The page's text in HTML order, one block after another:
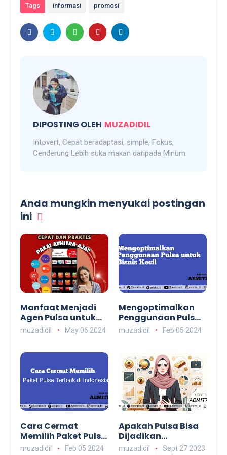
Tags informasi promosi
DIPOSTING OLEH MUZADIDIL
Intovert, Cepat beradaptasi, simple, Fokus,
Cenderung Lebih suka makan daripada Minum.
Anda mungkin menyukai postingan
ini
Manfaat Menjadi
Agen Pulsa untuk
Mahasiswa
muzadidil May 06 2024
Mengoptimalkan
Penggunaan Pulsa
untuk Bisnis Kecil:
aemitra.id
muzadidil Feb 05 2024
Cara Cermat
Memilih Paket Pulsa
Terbaik di
muzadidil Feb 05 2024
Apakah Pulsa Bisa
Dijadikan
Investasi? Ini
muzadidil Sept 27 2023